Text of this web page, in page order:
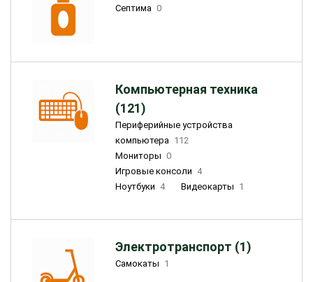
Септима 0
Компьютерная техника
(121)
Периферийные устройства
компьютера 112
Мониторы 0
Игровые консоли 4
Ноутбуки 4 Видеокарты 1
Электротранспорт (1)
Самокаты 1